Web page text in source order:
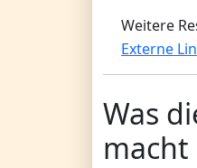
Weitere
Externe
Was
macht